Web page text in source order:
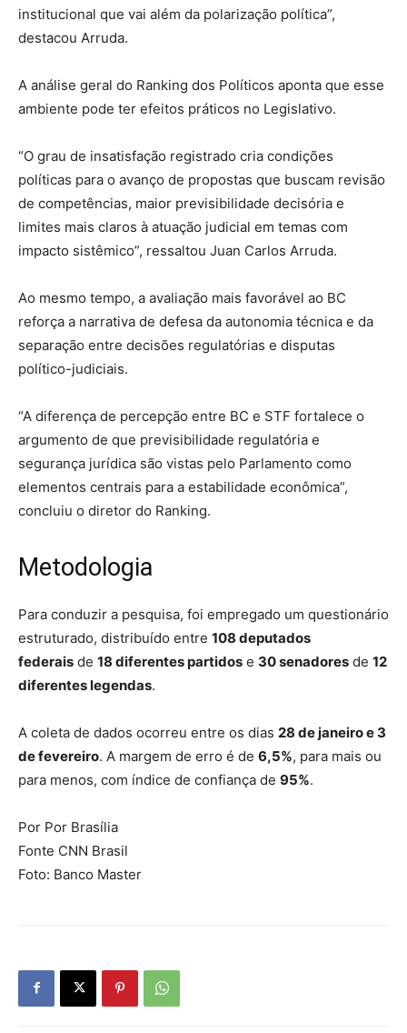
institucional que vai além da polarização política”,
destacou Arruda.
A análise geral do Ranking dos Políticos aponta que esse
ambiente pode ter efeitos práticos no Legislativo.
“O grau de insatisfação registrado cria condições
políticas para o avanço de propostas que buscam revisão
de competências, maior previsibilidade decisória e
limites mais claros à atuação judicial em temas com
impacto sistêmico”, ressaltou Juan Carlos Arruda.
Ao mesmo tempo, a avaliação mais favorável ao BC
reforça a narrativa de defesa da autonomia técnica e da
separação entre decisões regulatórias e disputas
político-judiciais.
“A diferença de percepção entre BC e STF fortalece o
argumento de que previsibilidade regulatória e
segurança jurídica são vistas pelo Parlamento como
elementos centrais para a estabilidade econômica”,
concluiu o diretor do Ranking.
Metodologia
Para conduzir a pesquisa, foi empregado um questionário
estruturado, distribuído entre 108 deputados
federais de 18 diferentes partidos e 30 senadores de 12
diferentes legendas.
A coleta de dados ocorreu entre os dias 28 de janeiro e 3
de fevereiro. A margem de erro é de 6,5%, para mais ou
para menos, com índice de confiança de 95%.
Por Por Brasília
Fonte CNN Brasil
Foto: Banco Master